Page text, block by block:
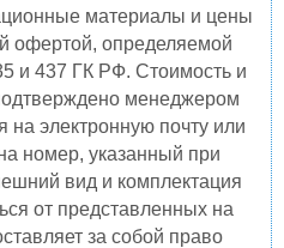
материалы и цены
офертой, определяемой
и 437 ГК РФ. Стоимость и
менеджером
электронную почту или
номер, указанный при
вид и комплектация
от представленных на
за собой право